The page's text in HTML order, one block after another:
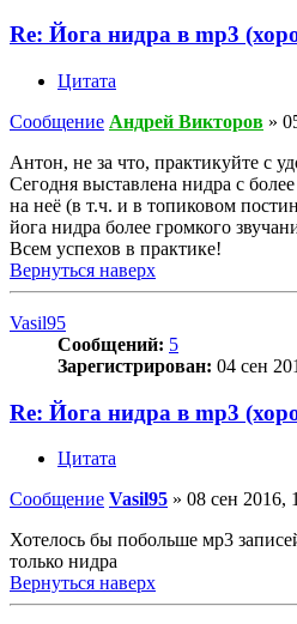
Re: Йога нидра в mp3
Цитата
Сообщение Андрей Викторов »
Антон, не за что, практикуйте с
Сегодня выставлена нидра с
на неё (в т.ч. и в топиковом
йога нидра более громкого
Всем успехов в практике!
Вернуться наверх
Vasil95
Сообщений: 5
Зарегистрирован: 04 сен
Re: Йога нидра в mp3
Цитата
Сообщение Vasil95 » 08 сен 2016,
Хотелось бы побольше мр3
только нидра
Вернуться наверх